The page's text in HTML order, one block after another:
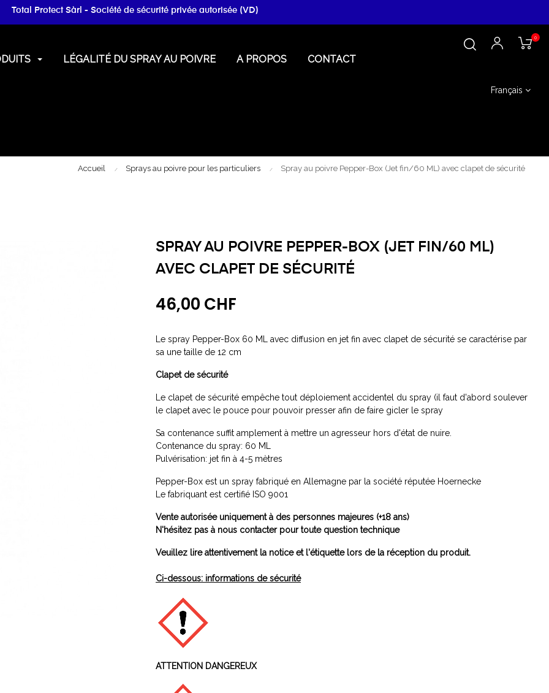
Total Protect Sàrl - Société de sécurité privée autorisée (VD)
LÉGALITÉ DU SPRAY AU POIVRE A PROPOS CONTACT
0
Français
Accueil Sprays au poivre pour les particuliers Spray au poivre Pepper-Box (Jet fin/60 ML) avec clapet de sécurité
SPRAY AU POIVRE PEPPER-BOX (JET FIN/60 ML)
AVEC CLAPET DE SÉCURITÉ
46,00 CHF
Le spray Pepper-Box 60 ML avec diffusion en jet fin avec clapet de sécurité se caractérise par
sa une taille de 12 cm
Clapet de sécurité
Le clapet de sécurité empêche tout déploiement accidentel du spray (il faut d'abord soulever
le clapet avec le pouce pour pouvoir presser afin de faire gicler le spray
Sa contenance suffit amplement à mettre un agresseur hors d'état de nuire.
Contenance du spray: 60 ML
Pulvérisation: jet fin à 4-5 mètres
Pepper-Box est un spray fabriqué en Allemagne par la société réputée Hoernecke
Le fabriquant est certifié ISO 9001
Vente autorisée uniquement à des personnes majeures (+18 ans)
N'hésitez pas à nous contacter pour toute question technique
Veuillez lire attentivement la notice et l'étiquette lors de la réception du produit.
Ci-dessous: informations de sécurité
ATTENTION DANGEREUX